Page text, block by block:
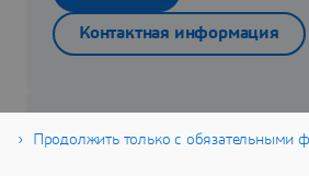
Контактная информация
Продолжить только с обязательными